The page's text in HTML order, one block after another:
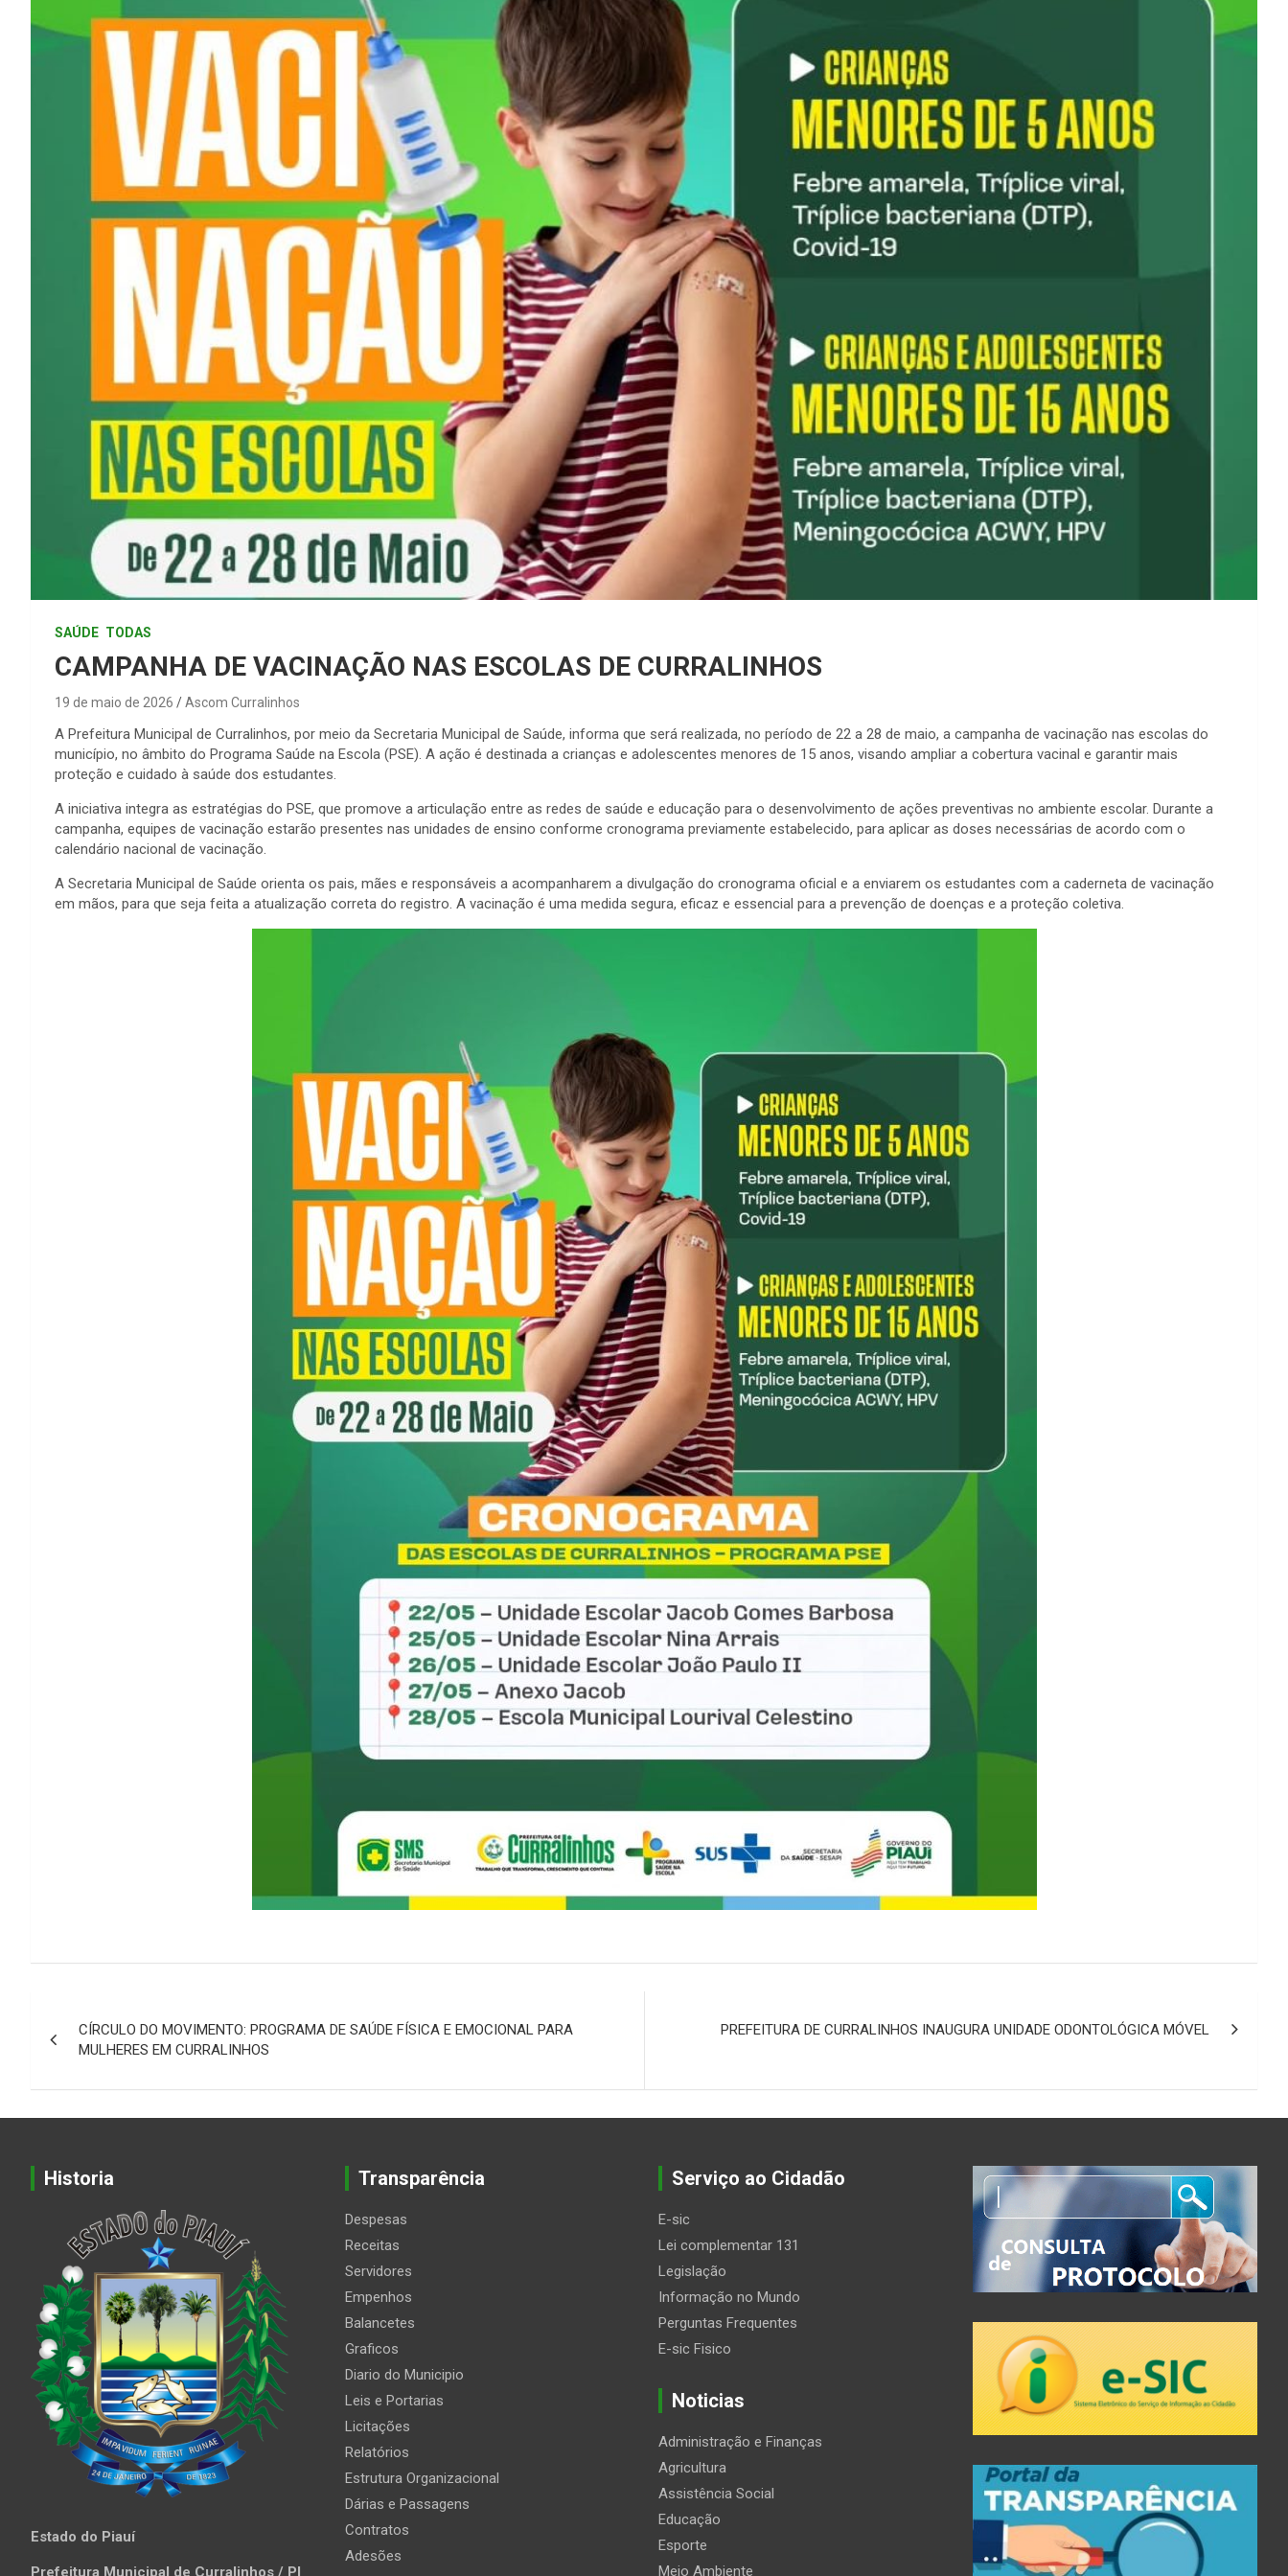
SAÚDE TODAS
CAMPANHA DE VACINAÇÃO NAS ESCOLAS DE CURRALINHOS
19 de maio de 2026 Ascom Curralinhos
A Prefeitura Municipal de Curralinhos, por meio da Secretaria Municipal de Saúde, informa que será realizada, no período de 22 a 28 de maio, a campanha de vacinação nas escolas do
município, no âmbito do Programa Saúde na Escola (PSE). A ação é destinada a crianças e adolescentes menores de 15 anos, visando ampliar a cobertura vacinal e garantir mais
proteção e cuidado à saúde dos estudantes.
A iniciativa integra as estratégias do PSE, que promove a articulação entre as redes de saúde e educação para o desenvolvimento de ações preventivas no ambiente escolar. Durante a
campanha, equipes de vacinação estarão presentes nas unidades de ensino conforme cronograma previamente estabelecido, para aplicar as doses necessárias de acordo com o
calendário nacional de vacinação.
A Secretaria Municipal de Saúde orienta os pais, mães e responsáveis a acompanharem a divulgação do cronograma oficial e a enviarem os estudantes com a caderneta de vacinação
em mãos, para que seja feita a atualização correta do registro. A vacinação é uma medida segura, eficaz e essencial para a prevenção de doenças e a proteção coletiva.
de
Post
CÍRCULO DO MOVIMENTO: PROGRAMA DE SAÚDE FÍSICA E EMOCIONAL PARA
MULHERES EM CURRALINHOS
PREFEITURA DE CURRALINHOS INAUGURA UNIDADE ODONTOLÓGICA MÓVEL
Historia
Estado do Piauí
Prefeitura Municipal de Curralinhos / PI
Transparência
Despesas
Receitas
Servidores
Empenhos
Balancetes
Graficos
Diario do Municipio
Leis e Portarias
Licitações
Relatórios
Estrutura Organizacional
Dárias e Passagens
Contratos
Adesões
Serviço ao Cidadão
E-sic
Lei complementar 131
Legislação
Informação no Mundo
Perguntas Frequentes
E-sic Fisico
Noticias
Administração e Finanças
Agricultura
Assistência Social
Educação
Esporte
Meio Ambiente